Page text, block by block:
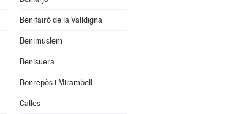
Benifairó de la Valldigna
Benimuslem
Benisuera
Bonrepòs i Mirambell
Calles